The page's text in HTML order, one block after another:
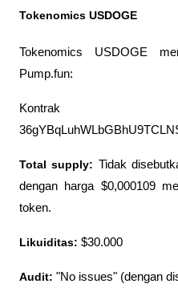
Tokenomics USDOGE
Tokenomics USDOGE
Pump.fun:
Kontrak
Total supply: Tidak
dengan harga $0,000109
token.
Likuiditas: $30.000
Audit: "No issues" (dengan